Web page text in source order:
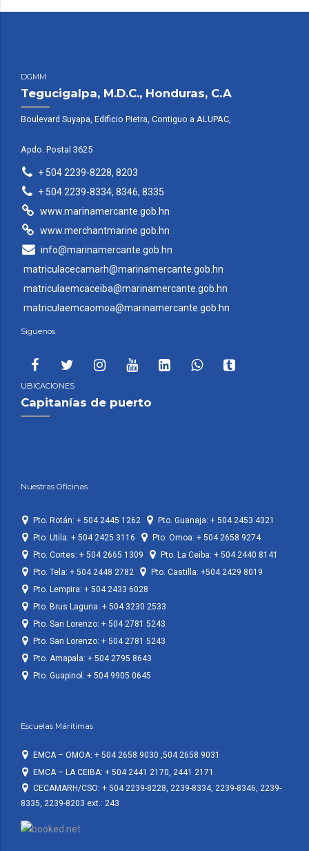
DGMM
Tegucigalpa, M.D.C., Honduras, C.A
Boulevard Suyapa, Edificio Pietra, Contiguo a ALUPAC,
Apdo. Postal 3625
+ 504 2239-8228, 8203
+ 504 2239-8334, 8346, 8335
www.marinamercante.gob.hn
www.merchantmarine.gob.hn
info@marinamercante.gob.hn
matriculacecamarh@marinamercante.gob.hn
matriculaemcaceiba@marinamercante.gob.hn
matriculaemcaomoa@marinamercante.gob.hn
Siguenos
UBICACIONES
Capitanías de puerto
Nuestras Oficinas
Pto. Rotán: + 504 2445 1262
Pto. Guanaja: + 504 2453 4321
Pto. Utila: + 504 2425 3116
Pto. Omoa: + 504 2658 9274
Pto. Cortes: + 504 2665 1309
Pto. La Ceiba: + 504 2440 8141
Pto. Tela: + 504 2448 2782
Pto. Castilla: +504 2429 8019
Pto. Lempira: + 504 2433 6028
Pto. Brus Laguna: + 504 3230 2533
Pto. San Lorenzo: + 504 2781 5243
Pto. San Lorenzo: + 504 2781 5243
Pto. Amapala: + 504 2795 8643
Pto. Guapinol: + 504 9905 0645
Escuelas Máritimas
EMCA – OMOA: + 504 2658 9030 ,504 2658 9031
EMCA – LA CEIBA: + 504 2441 2170, 2441 2171
CECAMARH/CSO: + 504 2239-8228, 2239-8334, 2239-8346, 2239-
8335, 2239-8203 ext.: 243